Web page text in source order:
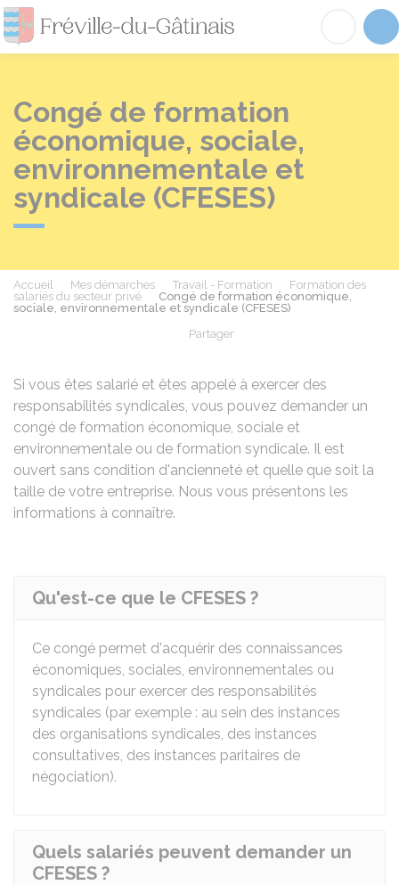
Fréville-du-
Congé de formation
économique, sociale,
environnementale et
syndicale (CFESES)
Accueil Mes démarches Travail - Formation
Formation des
salariés du secteur privé
Congé de formation économique,
sociale, environnementale et syndicale (CFESES)
Partager
Si vous êtes salarié et êtes appelé à exercer des
responsabilités syndicales, vous pouvez demander un
congé de formation économique, sociale et
environnementale ou de formation syndicale. Il est
ouvert sans condition d'ancienneté et quelle que soit la
taille de votre entreprise. Nous vous présentons les
informations à connaître.
Qu'est-ce que le CFESES ?
Ce congé permet d'acquérir des connaissances
économiques, sociales, environnementales ou
syndicales pour exercer des responsabilités
syndicales (par exemple : au sein des instances
des organisations syndicales, des instances
consultatives, des instances paritaires de
négociation).
Quels salariés peuvent demander un
CFESES ?